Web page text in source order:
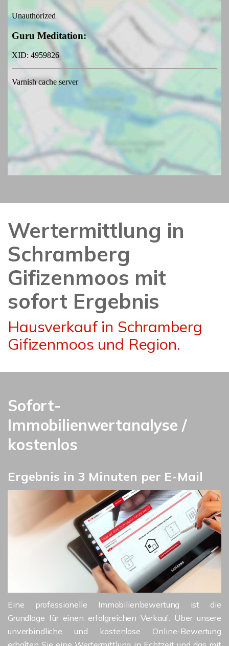
Wertermittlung in
Schramberg
Gifizenmoos mit
sofort Ergebnis
Hausverkauf in Schramberg
Gifizenmoos und Region.
Sofort-
Immobilienwertanalyse /
kostenlos
Ergebnis in 3 Minuten per E-Mail
Eine professionelle Immobilienbewertung ist die
Grundlage für einen erfolgreichen Verkauf. Über unsere
unverbindliche und kostenlose Online-Bewertung